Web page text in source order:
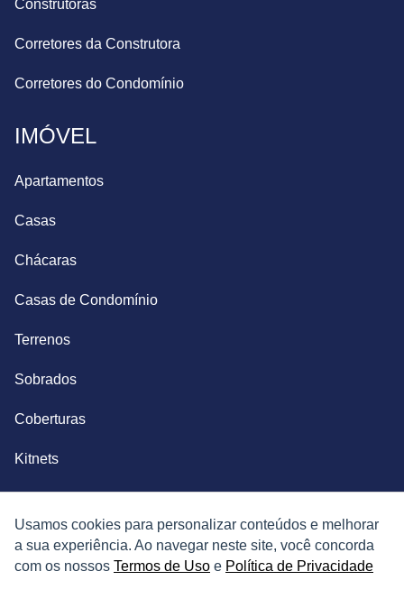
Usamos cookies para personalizar conteúdos e melhorar
a sua experiência. Ao navegar neste site, você concorda
com os nossos Termos de Uso e Política de Privacidade
Construtoras
Corretores da Construtora
Corretores do Condomínio
IMÓVEL
Apartamentos
Casas
Chácaras
Casas de Condomínio
Terrenos
Sobrados
Coberturas
Kitnets